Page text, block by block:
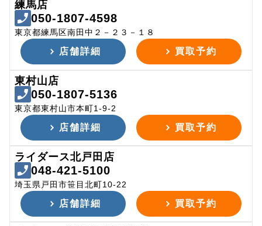
練馬店
050-1807-4598
東京都練馬区南田中２－２３－１８
店舗詳細 買取予約
東村山店
050-1807-5136
東京都東村山市本町1-9-2
店舗詳細 買取予約
ライダース北戸田店
048-421-5100
埼玉県戸田市笹目北町10-22
店舗詳細 買取予約